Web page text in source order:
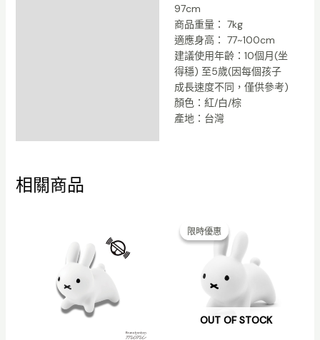
97cm
商品重量： 7kg
適應身高： 77~100cm
建議使用年齡：10個月(坐
得穩) 至5歲(因每個孩子
成長速度不同，僅供參考)
顏色：紅/白/棕
產地：台灣
相關商品
限時優惠
OUT OF STOCK
限時優惠
price
was:
$799.00.